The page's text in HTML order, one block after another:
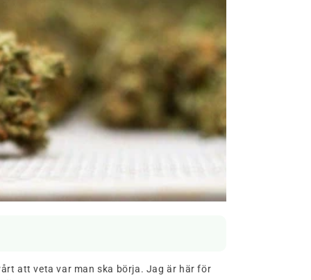
att veta var man ska börja. Jag är här för